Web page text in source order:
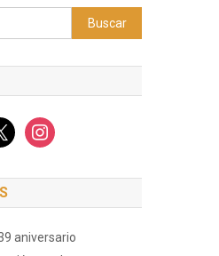
Buscar:
instagram
aniversario